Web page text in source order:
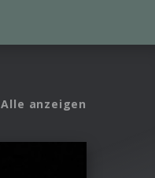
Alle anzeigen